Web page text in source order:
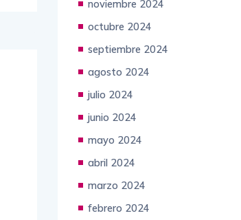
noviembre 2024
octubre 2024
septiembre 2024
agosto 2024
julio 2024
junio 2024
mayo 2024
abril 2024
marzo 2024
febrero 2024